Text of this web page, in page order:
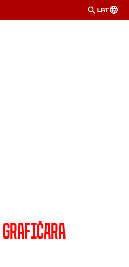
LAT
Grafičara